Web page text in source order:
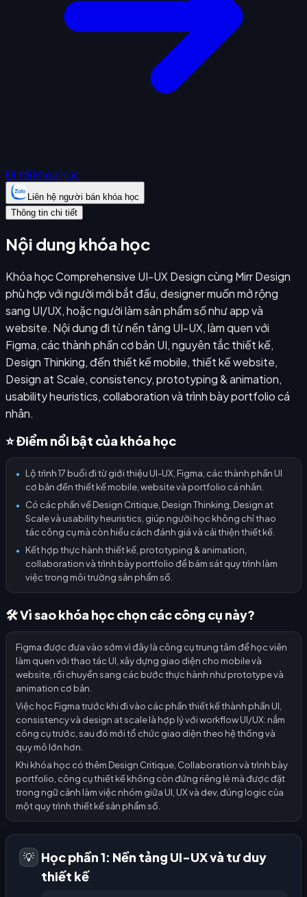
Đi tới khóa học
Liên hệ người bán khóa học
Thông tin chi tiết
Nội dung khóa học
Khóa học Comprehensive UI-UX Design cùng Mirr Design
phù hợp với người mới bắt đầu, designer muốn mở rộng
sang UI/UX, hoặc người làm sản phẩm số như app và
website. Nội dung đi từ nền tảng UI-UX, làm quen với
Figma, các thành phần cơ bản UI, nguyên tắc thiết kế,
Design Thinking, đến thiết kế mobile, thiết kế website,
Design at Scale, consistency, prototyping & animation,
usability heuristics, collaboration và trình bày portfolio cá
nhân.
⭐ Điểm nổi bật của khóa học
●
Lộ trình 17 buổi đi từ giới thiệu UI-UX, Figma, các thành phần UI
cơ bản đến thiết kế mobile, website và portfolio cá nhân.
●
Có các phần về Design Critique, Design Thinking, Design at
Scale và usability heuristics, giúp người học không chỉ thao
tác công cụ mà còn hiểu cách đánh giá và cải thiện thiết kế.
●
Kết hợp thực hành thiết kế, prototyping & animation,
collaboration và trình bày portfolio để bám sát quy trình làm
việc trong môi trường sản phẩm số.
🛠️ Vì sao khóa học chọn các công cụ này?
Figma được đưa vào sớm vì đây là công cụ trung tâm để học viên
làm quen với thao tác UI, xây dựng giao diện cho mobile và
website, rồi chuyển sang các bước thực hành như prototype và
animation cơ bản.
Việc học Figma trước khi đi vào các phần thiết kế thành phần UI,
consistency và design at scale là hợp lý với workflow UI/UX: nắm
công cụ trước, sau đó mới tổ chức giao diện theo hệ thống và
quy mô lớn hơn.
Khi khóa học có thêm Design Critique, Collaboration và trình bày
portfolio, công cụ thiết kế không còn đứng riêng lẻ mà được đặt
trong ngữ cảnh làm việc nhóm giữa UI, UX và dev, đúng logic của
một quy trình thiết kế sản phẩm số.
💡 Học phần 1: Nền tảng UI-UX và tư duy
thiết kế